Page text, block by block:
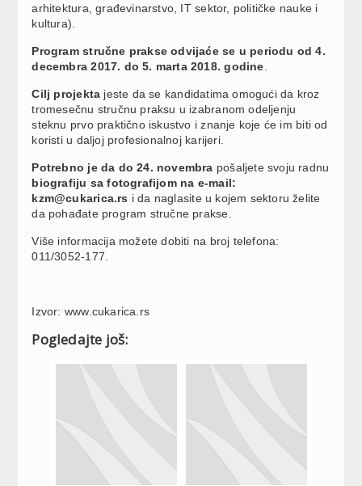
arhitektura, građevinarstvo, IT sektor, političke nauke i
kultura).
Program stručne prakse odvijaće se u periodu od 4.
decembra 2017. do 5. marta 2018. godine
Cilj projekta jeste da se kandidatima omogući da kroz
tromesečnu stručnu praksu u izabranom odeljenju
steknu prvo praktično iskustvo i znanje koje će im biti od
koristi u daljoj profesionalnoj karijeri.
Potrebno je da do 24. novembra pošaljete svoju radnu
biografiju sa fotografijom na e-mail:
kzm@cukarica.rs i da naglasite u kojem sektoru želite
da pohađate program stručne prakse.
Više informacija možete dobiti na broj telefona:
011/3052-177.
Izvor: www.cukarica.rs
Pogledajte još: